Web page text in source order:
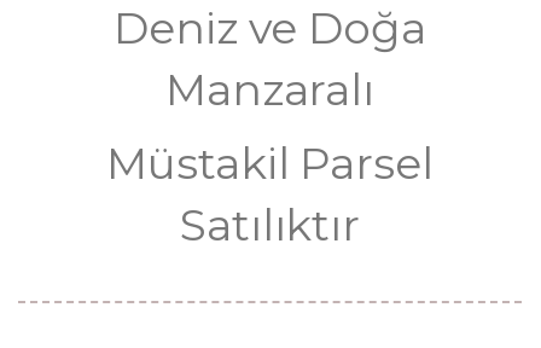
Deniz ve Doğa
Manzaralı
Müstakil Parsel
Satılıktır